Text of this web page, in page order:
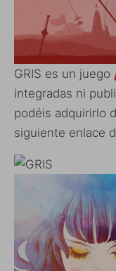
GRIS es un juego
integradas ni
podéis adquirirlo
siguiente enlace